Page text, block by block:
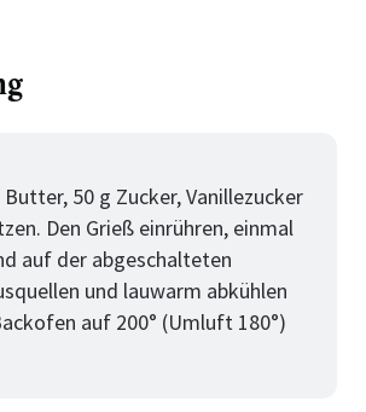
50 g Zucker, Vanillezucker
Den Grieß einrühren, einmal
auf der abgeschalteten
und lauwarm abkühlen
auf 200° (Umluft 180°)